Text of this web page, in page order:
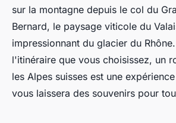
sur la montagne depuis le col du
Bernard, le paysage viticole du
impressionnant du glacier du
l'itinéraire que vous choisissez, un
les Alpes suisses est une
vous laissera des souvenirs pour